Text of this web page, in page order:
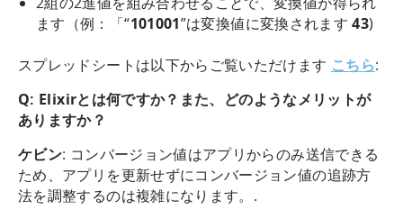
ます（例：「“101001”は変換値に変換されます43)
スプレッドシートは以下からご覧いただけます こちら:
Q: Elixirとは何ですか？また、どのようなメリットが
ありますか？
ケビン: コンバージョン値はアプリからのみ送信できる
ため、アプリを更新せずにコンバージョン値の追跡方
法を調整するのは複雑になります。.